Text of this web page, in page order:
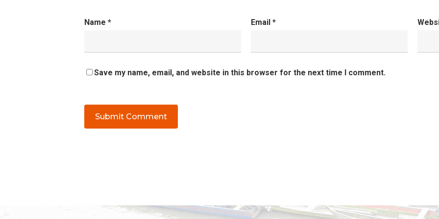
Name * Email *
Save my name, email, and website in this browser for the next time I comment.